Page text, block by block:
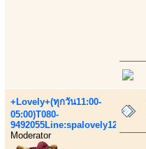
+Lovely+(ทุกวัน11:00-
05:00)T080-
9492055Line:spalovely123
Moderator